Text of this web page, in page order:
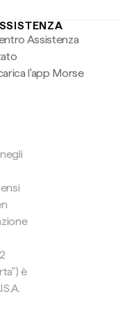
Assistenza
l'app Morse
è